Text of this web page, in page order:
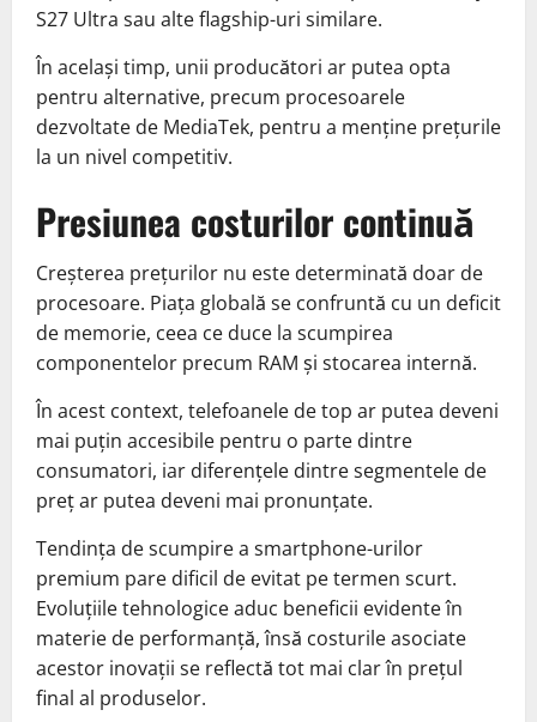
S27 Ultra sau alte flagship-uri similare.
În același timp, unii producători ar putea opta
pentru alternative, precum procesoarele
dezvoltate de MediaTek, pentru a menține prețurile
la un nivel competitiv.
Presiunea costurilor continuă
Creșterea prețurilor nu este determinată doar de
procesoare. Piața globală se confruntă cu un deficit
de memorie, ceea ce duce la scumpirea
componentelor precum RAM și stocarea internă.
În acest context, telefoanele de top ar putea deveni
mai puțin accesibile pentru o parte dintre
consumatori, iar diferențele dintre segmentele de
preț ar putea deveni mai pronunțate.
Tendința de scumpire a smartphone-urilor
premium pare dificil de evitat pe termen scurt.
Evoluțiile tehnologice aduc beneficii evidente în
materie de performanță, însă costurile asociate
acestor inovații se reflectă tot mai clar în prețul
final al produselor.